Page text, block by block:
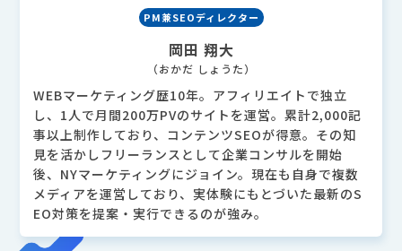
PM兼SEOディレクター
岡田 翔大
（おかだ しょうた）
WEBマーケティング歴10年。アフィリエイトで独立
し、1人で月間200万PVのサイトを運営。累計2,000記
事以上制作しており、コンテンツSEOが得意。その知
見を活かしフリーランスとして企業コンサルを開始
後、NYマーケティングにジョイン。現在も自身で複数
メディアを運営しており、実体験にもとづいた最新のS
EO対策を提案・実行できるのが強み。